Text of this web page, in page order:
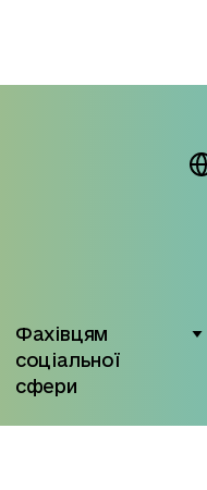
Фахівцям
соціальної
сфери